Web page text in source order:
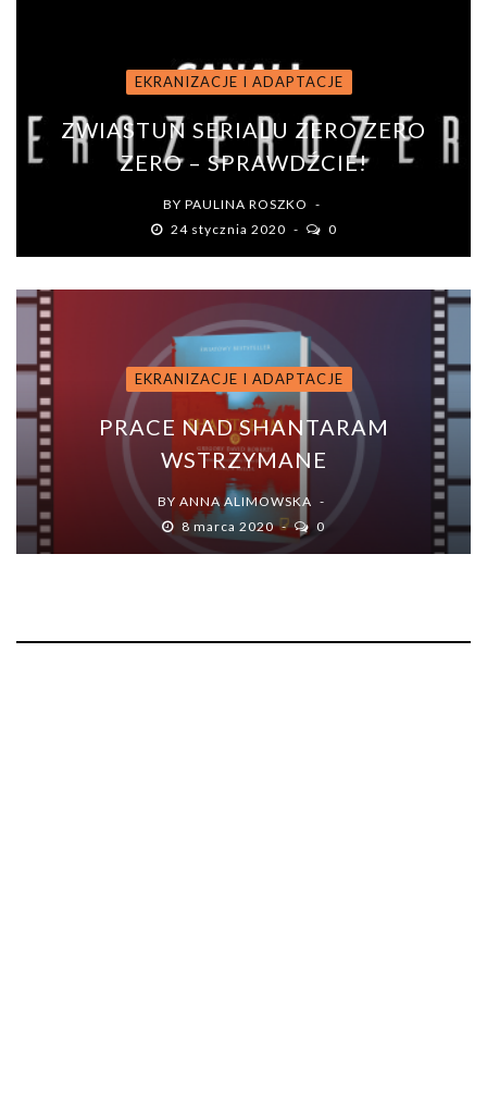
EKRANIZACJE I ADAPTACJE
ZWIASTUN SERIALU ZERO ZERO
ZERO – SPRAWDŹCIE!
BY PAULINA ROSZKO
24 stycznia 2020
0
EKRANIZACJE I ADAPTACJE
PRACE NAD SHANTARAM
WSTRZYMANE
BY ANNA ALIMOWSKA
8 marca 2020
0